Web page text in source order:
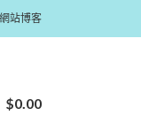
網站博客
$0.00